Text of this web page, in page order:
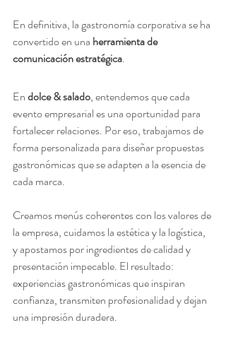
En definitiva, la gastronomía corporativa se ha
convertido en una herramienta de
comunicación estratégica.
En dolce & salado, entendemos que cada
evento empresarial es una oportunidad para
fortalecer relaciones. Por eso, trabajamos de
forma personalizada para diseñar propuestas
gastronómicas que se adapten a la esencia de
cada marca.
Creamos menús coherentes con los valores de
la empresa, cuidamos la estética y la logística,
y apostamos por ingredientes de calidad y
presentación impecable. El resultado:
experiencias gastronómicas que inspiran
confianza, transmiten profesionalidad y dejan
una impresión duradera.